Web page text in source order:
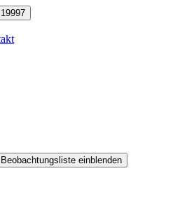
19997
Beobachtungsliste einblenden